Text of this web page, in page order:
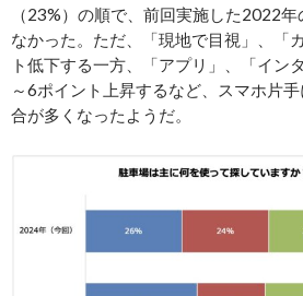
（23%）の順で、前回実施した2022
なかった。ただ、「現地で目視」、「
ト低下する一方、「アプリ」、「イン
～6ポイント上昇するなど、スマホ片
合が多くなったようだ。